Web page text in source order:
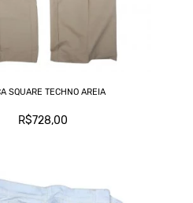
SQUARE TECHNO AREIA
R$728,00